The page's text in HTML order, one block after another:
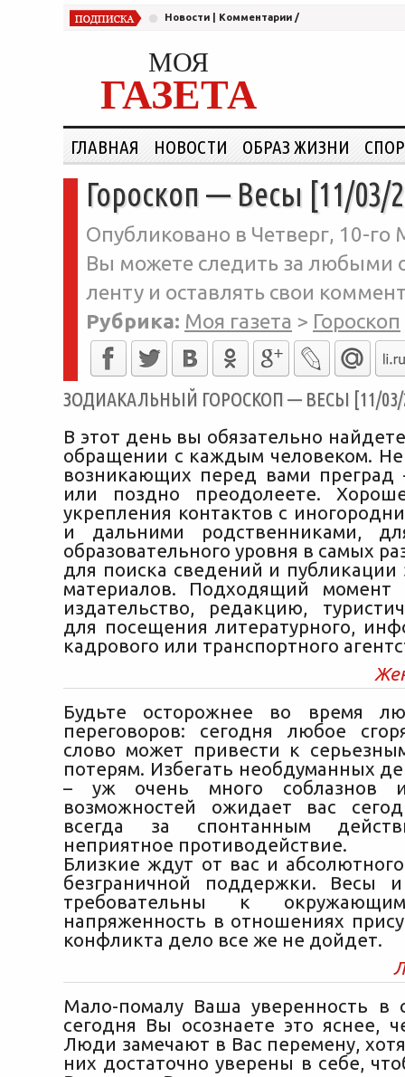
Новости Комментарии /
МОЯ
ГАЗЕТА
ГЛАВНАЯ НОВОСТИ ОБРАЗ ЖИЗНИ
Гороскоп — Весы [11/03/
Опубликовано в Четверг, 10-го
Вы можете следить за любыми
ленту и оставлять свои
Рубрика: Моя газета > Гороскоп
ЗОДИАКАЛЬНЫЙ ГОРОСКОП — ВЕСЫ [11/03/
В этот день вы обязательно
обращении с каждым человеком. Не
возникающих перед вами
или поздно преодолеете.
укрепления контактов с
и дальними родственниками,
образовательного уровня в самых
для поиска сведений и
материалов. Подходящий момент
издательство, редакцию,
для посещения литературного,
кадрового или транспортного
Будьте осторожнее во время
переговоров: сегодня любое
слово может привести к
потерям. Избегать необдуманных
– уж очень много соблазнов
возможностей ожидает вас
всегда за спонтанным
неприятное противодействие.
Близкие ждут от вас и
безграничной поддержки. Весы
требовательны к
напряженность в отношениях
конфликта дело все же не дойдет.
Мало-помалу Ваша уверенность в
сегодня Вы осознаете это яснее,
Люди замечают в Вас перемену,
них достаточно уверены в себе,